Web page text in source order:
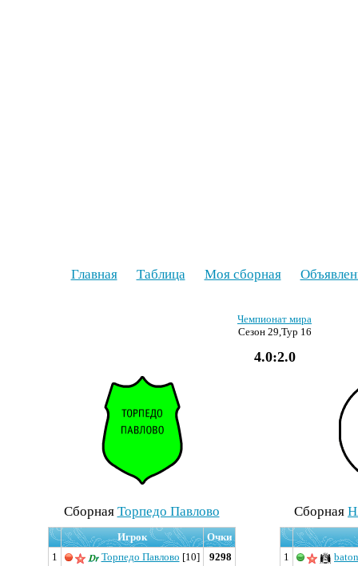
Главная Таблица Моя сборная
Чемпионат мира
Сезон 29,Тур 16
4.0:2.0
Cборная Торпедо Павлово
Игрок
Очки
1
Торпедо Павлово [10] 9298
Cборная
1